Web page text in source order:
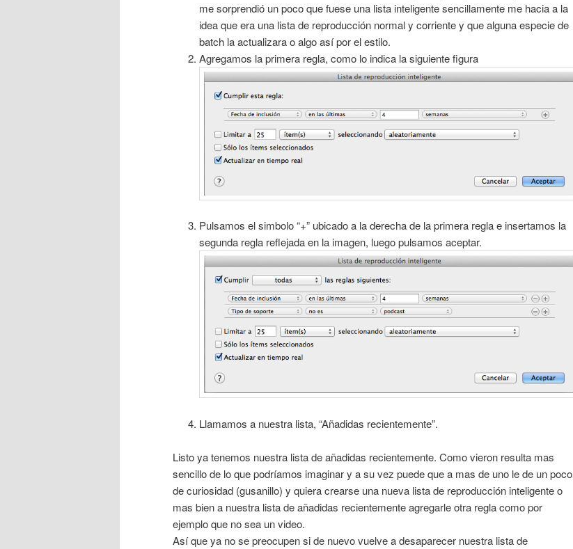
me sorprendió un poco que fuese una lista inteligente sencillamente me hacia a la
idea que era una lista de reproducción normal y corriente y que alguna especie de
batch la actualizara o algo así por el estilo.
Agregamos la primera regla, como lo indica la siguiente figura
Pulsamos el simbolo “+” ubicado a la derecha de la primera regla e insertamos la
segunda regla reflejada en la imagen, luego pulsamos aceptar.
Llamamos a nuestra lista, “Añadidas recientemente”.
Listo ya tenemos nuestra lista de añadidas recientemente. Como vieron resulta mas
sencillo de lo que podríamos imaginar y a su vez puede que a mas de uno le de un poco
de curiosidad (gusanillo) y quiera crearse una nueva lista de reproducción inteligente o
mas bien a nuestra lista de añadidas recientemente agregarle otra regla como por
ejemplo que no sea un video.
Así que ya no se preocupen si de nuevo vuelve a desaparecer nuestra lista de